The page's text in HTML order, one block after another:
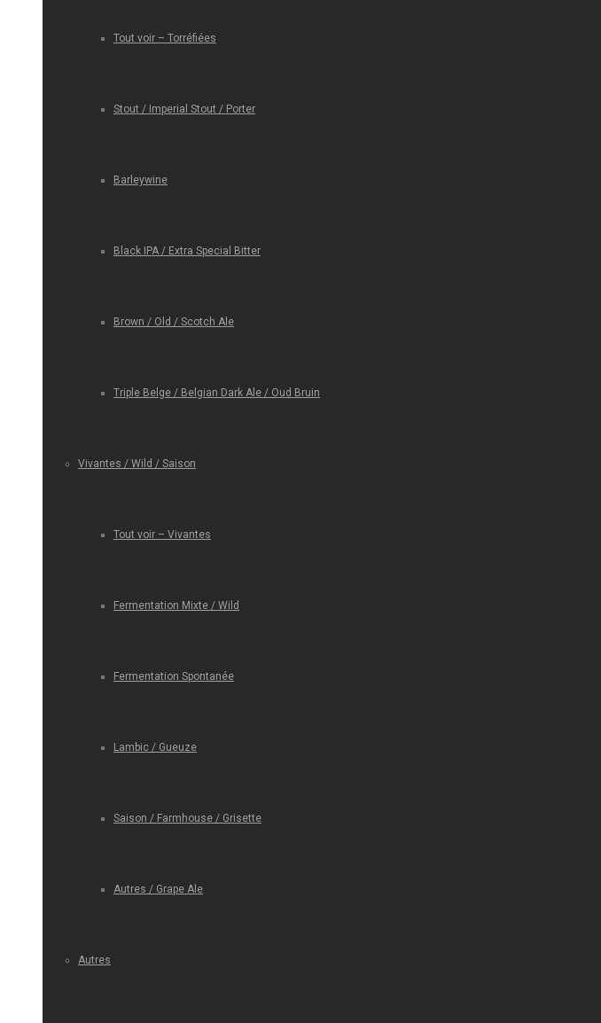
Tout voir – Torréfiées
Stout / Imperial Stout / Porter
Barleywine
Black IPA / Extra Special Bitter
Brown / Old / Scotch Ale
Triple Belge / Belgian Dark Ale / Oud Bruin
Vivantes / Wild / Saison
Tout voir – Vivantes
Fermentation Mixte / Wild
Fermentation Spontanée
Lambic / Gueuze
Saison / Farmhouse / Grisette
Autres / Grape Ale
Autres